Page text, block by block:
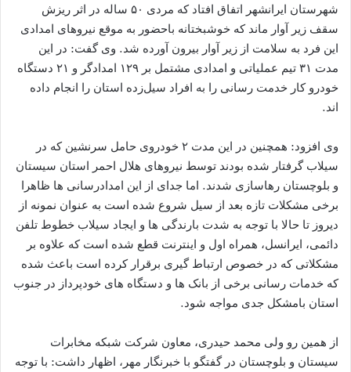
شهرستان ایرانشهر اتفاق افتاد که مردی ۵۰ ساله در اثر ریزش
سقف زیر آوار ماند که خوشبختانه باحضور به موقع نیروهای امدادی
این فرد به سلامت از زیر آوار بیرون آورده شد. وی گفت: در این
مدت ۳۱ تیم عملیاتی و امدادی مشتمل بر ۱۲۹ امدادگر و ۲۱ دستگاه
خودرو کار خدمت رسانی را به افراد سیل‌زده استان را انجام داده
اند.
وی افزود: همچنین در این مدت ۲ خودروی حامل سرنشین که در
سیلاب گرفتار شده بودند توسط نیروهای هلال احمر استان سیستان
و بلوچستان رهاسازی شدند. اما جدای از این امدادرسانی ها ظاهرا
برخی مشکلات تازه بعد از سیل شروع شده است به عنوان نمونه از
دیروز تا حالا با توجه به شدت بارندگی ها و ایجاد سیلاب خطوط تلفن
دائمی، ایرانسل، همراه اول و اینترنت قطع شده است که علاوه بر
مشکلاتی که در خصوص ارتباط گیری برقرار کرده است باعث شده
که خدمات رسانی برخی از بانک ها و دستگاه های خودپرداز در جنوب
استان بامشکل جدی مواجه شود.
از همین رو ولی محمد حیدری، معاون شرکت شبکه مخابرات
سیستان و بلوچستان در گفتگو با خبرنگار مهر، اظهار داشت: با توجه